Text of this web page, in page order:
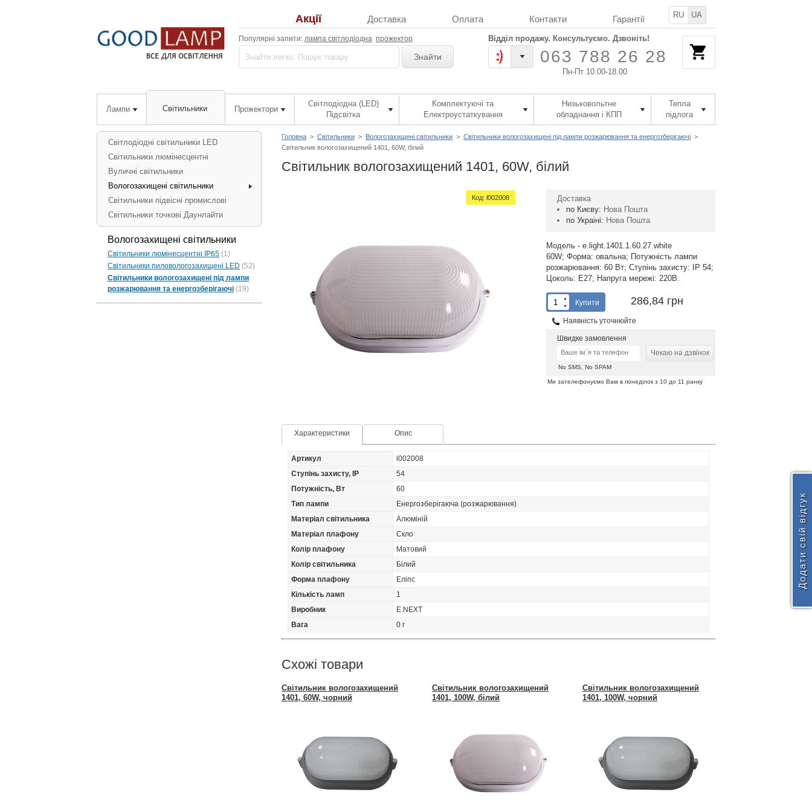
RU UA
Акції Доставка Оплата Контакти Гарантії
Популярні запити: лампа світлодіодна прожектор
Знайти
Відділ продажу. Консультуємо. Дзвоніть!
063 788 26 28
Пн-Пт 10.00-18.00
Лампи Світильники Прожектори
Світлодіодна (LED)
Підсвітка
Комплектуючі та
Електроустаткування
Низьковольтне
обладнання і КПП
Тепла
підлога
Головна > Світильники > Вологозахищені світильники > Світильники вологозахищені під лампи розжарювання та енергозберігаючі >
Світильник вологозахищений 1401, 60W, білий
Світильник вологозахищений 1401, 60W, білий
Код: l002008
Доставка
по Києву: Нова Пошта
по Украіні: Нова Пошта
Модель - e.light.1401.1.60.27.white
60W; Форма: овальна; Потужність лампи
розжарювання: 60 Вт; Ступінь захисту: IP 54;
Цоколь: Е27; Напруга мережі: 220В.
▲
▼
Купити 286,84 грн
Наявність уточнюйте
Швидке замовлення
Чекаю на дзвінок
No SMS, No SPAM
Ми зателефонуємо Вам в понеділок з 10 до 11 ранку
Характеристики Опис
Артикул
l002008
Ступінь захисту, IP
54
Потужність, Вт
60
Тип лампи
Енергозберігаюча (розжарювання)
Матеріал світильника
Алюміній
Матеріал плафону
Скло
Колір плафону
Матовий
Колір світильника
Білий
Форма плафону
Еліпс
Кількість ламп
1
Виробник
E.NEXT
Вага
0 г
Схожі товари
Світильник вологозахищений
1401, 60W, чорний
Світильник вологозахищений
1401, 100W, білий
Світильник вологозахищений
1401, 100W, чорний
Світлодіодні світильники LED
Світильники люмінесцентні
Вуличні світильники
Вологозахищені світильники
Світильники підвісні промислові
Світильники точкові Даунлайти
Вологозахищені світильники
Світильники люмінесцентні IP65 (1)
Світильники пиловологозахищені LED (52)
Світильники вологозахищені під лампи
розжарювання та енергозберігаючі (19)
Додати свій відгук